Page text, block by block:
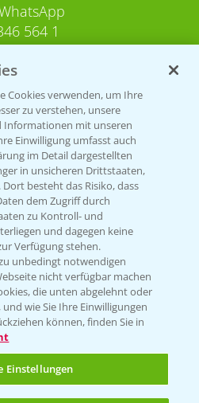
564 1
20220
Sie uns
Cookies verwenden, um Ihre
zu verstehen, unsere
Informationen mit unseren
Einwilligung umfasst auch
im Detail dargestellten
in unsicheren Drittstaaten,
besteht das Risiko, dass
dem Zugriff durch
zu Kontroll- und
und dagegen keine
Verfügung stehen.
unbedingt notwendigen
nicht verfügbar machen
die unten abgelehnt oder
wie Sie Ihre Einwilligungen
können, finden Sie in
Einstellungen